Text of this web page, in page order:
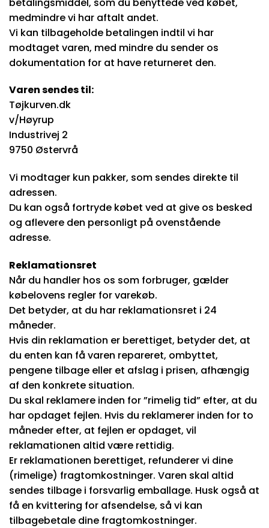
medmindre vi har aftalt andet.
Vi kan tilbageholde betalingen indtil vi har
modtaget varen, med mindre du sender os
dokumentation for at have returneret den.
Varen sendes til:
Tøjkurven.dk
v/Høyrup
Industrivej 2
9750 Østervrå
Vi modtager kun pakker, som sendes direkte til
adressen.
Du kan også fortryde købet ved at give os besked
og aflevere den personligt på ovenstående
adresse.
Reklamationsret
Når du handler hos os som forbruger, gælder
købelovens regler for varekøb.
Det betyder, at du har reklamationsret i 24
måneder.
Hvis din reklamation er berettiget, betyder det, at
du enten kan få varen repareret, ombyttet,
pengene tilbage eller et afslag i prisen, afhængig
af den konkrete situation.
Du skal reklamere inden for ”rimelig tid” efter, at du
har opdaget fejlen. Hvis du reklamerer inden for to
måneder efter, at fejlen er opdaget, vil
reklamationen altid være rettidig.
Er reklamationen berettiget, refunderer vi dine
(rimelige) fragtomkostninger. Varen skal altid
sendes tilbage i forsvarlig emballage. Husk også at
få en kvittering for afsendelse, så vi kan
tilbagebetale dine fragtomkostninger.